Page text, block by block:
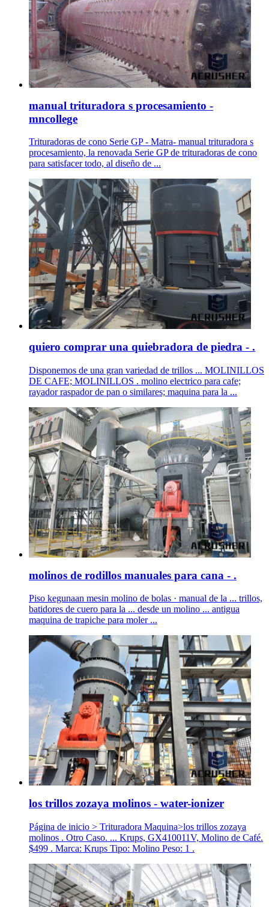
manual trituradora s procesamiento -
mncollege
Trituradoras de cono Serie GP - Matra- manual trituradora s
procesamiento, la renovada Serie GP de trituradoras de cono
para satisfacer todo, al diseño de ...
quiero comprar una quiebradora de piedra - .
Disponemos de una gran variedad de trillos ... MOLINILLOS
DE CAFE; MOLINILLOS . molino electrico para cafe;
rayador raspador de pan o similares; maquina para la ...
molinos de rodillos manuales para cana - .
Piso kegunaan mesin molino de bolas · manual de la ... trillos,
batidores de cuero para la ... desde un molino ... antigua
maquina de trapiche para moler ...
los trillos zozaya molinos - water-ionizer
Página de inicio > Trituradora Maquina>los trillos zozaya
molinos . Otro Caso. ... Krups, GX410011V, Molino de Café.
$499 . Marca: Krups Tipo: Molino Peso: 1 .